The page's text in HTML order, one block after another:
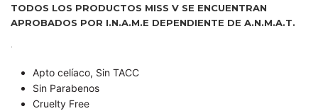
TODOS LOS PRODUCTOS MISS V SE ENCUENTRAN
APROBADOS POR I.N.A.M.E DEPENDIENTE DE A.N.M.A.T.
Apto celíaco, Sin TACC
Sin Parabenos
Cruelty Free